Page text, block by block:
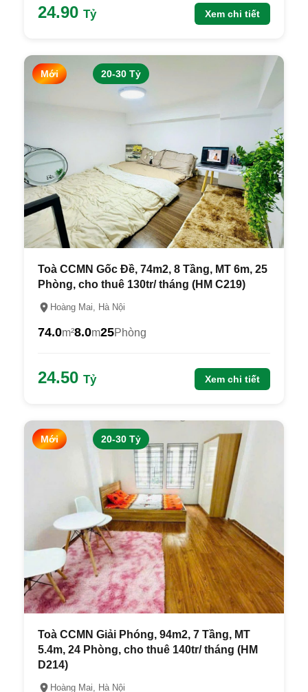
24.90 Tỷ Xem chi tiết
Mới 20-30 Tỷ
Toà CCMN Gốc Đề, 74m2, 8 Tầng, MT 6m, 25
Phòng, cho thuê 130tr/ tháng (HM C219)
Hoàng Mai, Hà Nội
74.0m²8.0m25Phòng
24.50 Tỷ Xem chi tiết
Mới 20-30 Tỷ
Toà CCMN Giải Phóng, 94m2, 7 Tầng, MT
5.4m, 24 Phòng, cho thuê 140tr/ tháng (HM
D214)
Hoàng Mai, Hà Nội